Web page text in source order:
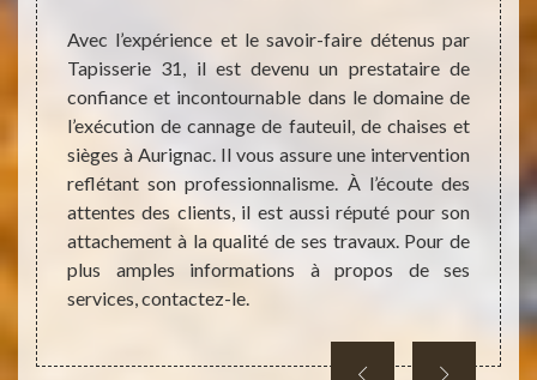
prix
se
par
son
des
les
son
Avec l’expérience et le savoir-faire détenus par
Tapisserie 31, il est devenu un prestataire de
confiance et incontournable dans le domaine de
l’exécution de cannage de fauteuil, de chaises et
sièges à Aurignac. Il vous assure une intervention
reflétant son professionnalisme. À l’écoute des
attentes des clients, il est aussi réputé pour son
attachement à la qualité de ses travaux. Pour de
plus amples informations à propos de ses
services, contactez-le.
Il
plus